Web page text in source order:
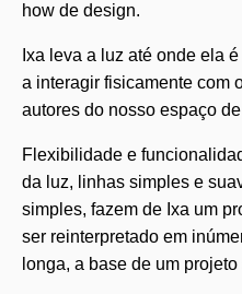
how de design.
Ixa leva a luz até onde ela
a interagir fisicamente com
autores do nosso espaço
Flexibilidade e
da luz, linhas simples e
simples, fazem de Ixa um
ser reinterpretado em
longa, a base de um